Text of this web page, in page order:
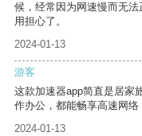
候，经常因为网速慢而无
用担心了。
2024-01-13
游客
这款加速器app简直是居家
作办公，都能畅享高速网络
2024-01-13